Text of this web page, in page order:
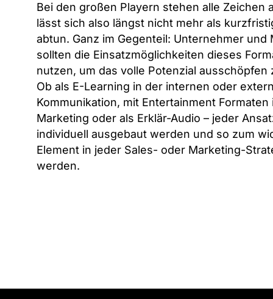
Bei den großen Playern stehen alle Zeichen
lässt sich also längst nicht mehr als
abtun. Ganz im Gegenteil: Unternehmer und
sollten die Einsatzmöglichkeiten dieses
nutzen, um das volle Potenzial ausschöpfen
Ob als E-Learning in der internen oder
Kommunikation, mit Entertainment
Marketing oder als Erklär-Audio – jeder
individuell ausgebaut werden und so zum
Element in jeder Sales- oder Marketing-
werden.